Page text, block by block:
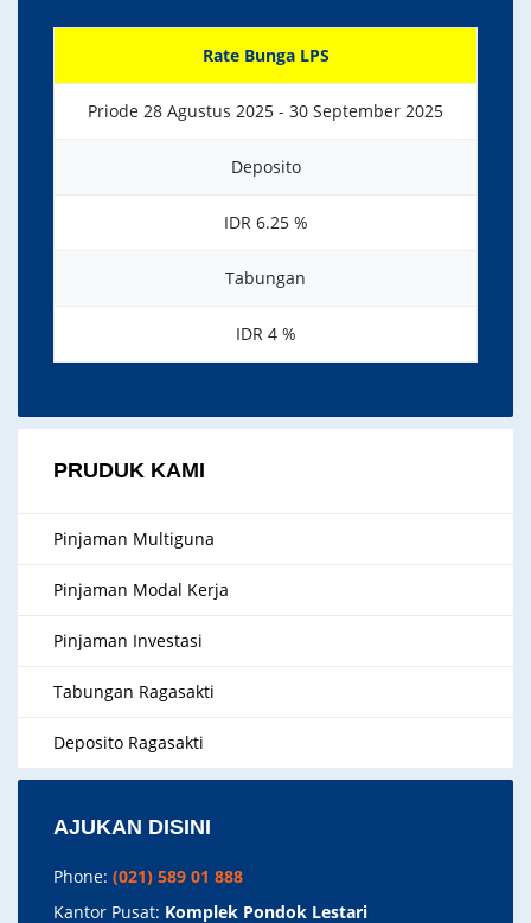
Rate Bunga LPS
Priode 28 Agustus 2025 - 30 September 2025
Deposito
IDR 6.25 %
Tabungan
IDR 4 %
PRUDUK KAMI
Pinjaman Multiguna
Pinjaman Modal Kerja
Pinjaman Investasi
Tabungan Ragasakti
Deposito Ragasakti
AJUKAN DISINI
Phone: (021) 589 01 888
Kantor Pusat: Komplek Pondok Lestari